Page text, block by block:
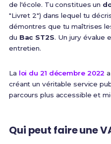
de l'école. Tu constitues un
"Livret 2") dans lequel tu
démontres que tu maîtrises
du Bac ST2S. Un jury évalue
entretien.
La loi du 21 décembre 2022
créant un véritable service
parcours plus accessible et
Qui peut faire une